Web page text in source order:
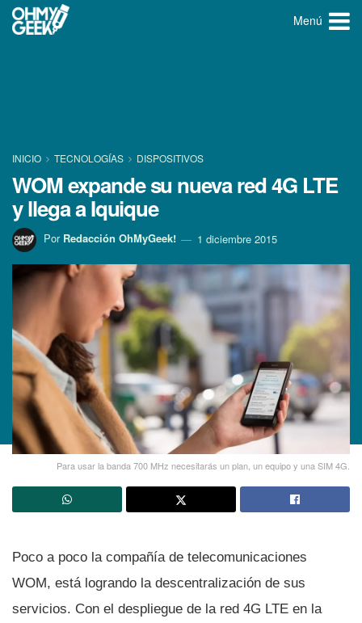
Menú
INICIO TECNOLOGÍ­AS DISPOSITIVOS
WOM expande su nueva red 4G LTE
y llega a Iquique
Por Redacción OhMyGeek! 1 diciembre 2015
Para usar la banda 700 MHz necesitarás un plan, un equipo y una SIM 4G.
Poco a poco la compañí­a de telecomunicaciones
WOM, está logrando la descentralización de sus
servicios. Con el despliegue de la red 4G LTE en la